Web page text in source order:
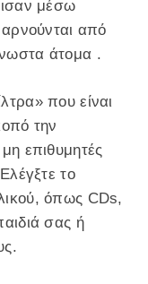
μέσω
αρνούνται από
άτομα .
που είναι
την
επιθυμητές
το
όπως CDs,
σας ή